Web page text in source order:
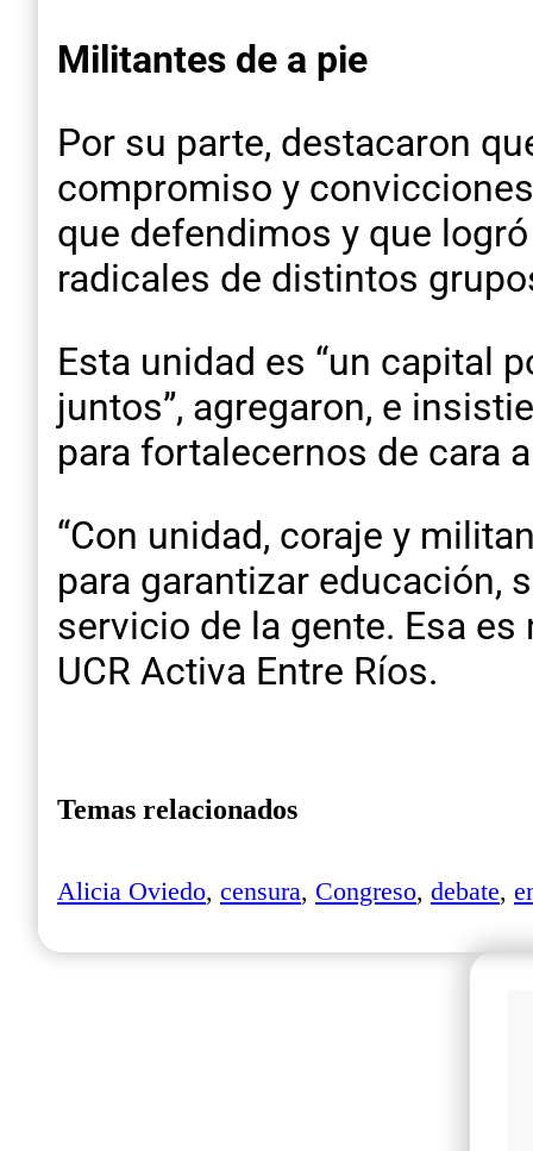
Militantes de a pie
Por su parte, destacaron
compromiso y
que defendimos y que
radicales de distintos
Esta unidad es “un capital
juntos”, agregaron, e
para fortalecernos de cara
“Con unidad, coraje y
para garantizar educación,
servicio de la gente. Esa
UCR Activa Entre Ríos.
Temas relacionados
Alicia Oviedo, censura, Congreso, debate,